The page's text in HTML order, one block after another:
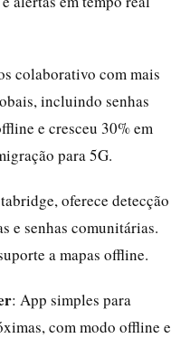
colaborativo com mais
incluindo senhas
e cresceu 30% em
para 5G.
oferece detecção
e senhas comunitárias.
a mapas offline.
: App simples para
com modo offline e